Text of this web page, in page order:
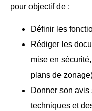
pour objectif de :
Définir les
Rédiger les
mise en
plans de
Donner son
techniques et